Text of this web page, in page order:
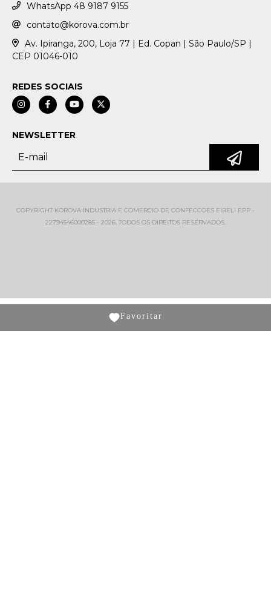
WhatsApp 48 9187 9155
contato@korova.com.br
Av. Ipiranga, 200, Loja 77 | Ed. Copan | São Paulo/SP |
CEP 01046-010
REDES SOCIAIS
NEWSLETTER
COPYRIGHT KOROVA INDUSTRIA E COMERCIO DE CONFECCOES EIRELI EPP -
22794546000285 - 2026. TODOS OS DIREITOS RESERVADOS.